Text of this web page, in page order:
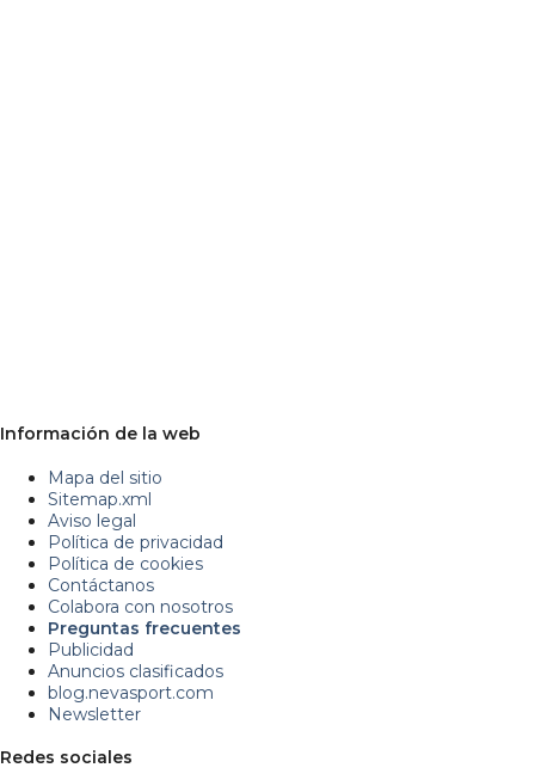
Información de la web
Mapa del sitio
Sitemap.xml
Aviso legal
Política de privacidad
Política de cookies
Contáctanos
Colabora con nosotros
Preguntas frecuentes
Publicidad
Anuncios clasificados
blog.nevasport.com
Newsletter
Redes sociales